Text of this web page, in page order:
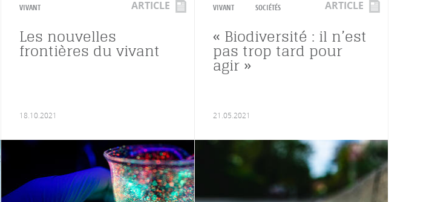
VIVANT ARTICLE
Les nouvelles
frontières du vivant
18.10.2021
VIVANT SOCIÉTÉS ARTICLE
« Biodiversité : il n’est
pas trop tard pour
agir »
21.05.2021